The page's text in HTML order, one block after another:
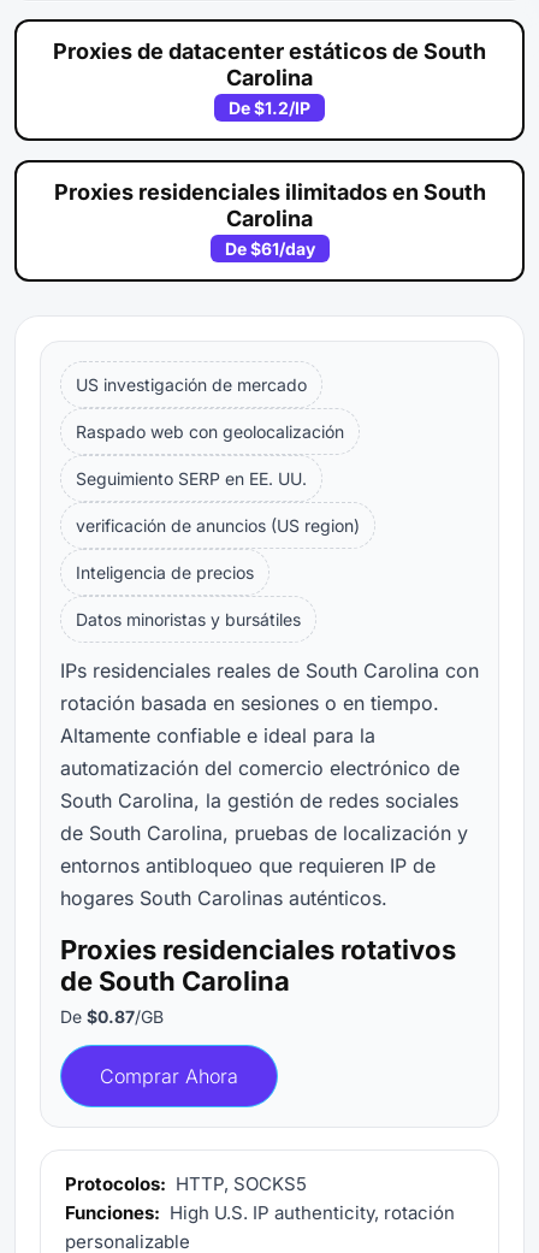
Proxies de datacenter estáticos de South
Carolina
De$1.2/IP
Proxies residenciales ilimitados en South
Carolina
De$61/day
US investigación de mercado
Raspado web con geolocalización
Seguimiento SERP en EE. UU.
verificación de anuncios (US region)
Inteligencia de precios
Datos minoristas y bursátiles
IPs residenciales reales de South Carolina con
rotación basada en sesiones o en tiempo.
Altamente confiable e ideal para la
automatización del comercio electrónico de
South Carolina, la gestión de redes sociales
de South Carolina, pruebas de localización y
entornos antibloqueo que requieren IP de
hogares South Carolinas auténticos.
Proxies residenciales rotativos
de South Carolina
De $0.87/GB
Comprar Ahora
Protocolos: HTTP, SOCKS5
Funciones: High U.S. IP authenticity, rotación
personalizable